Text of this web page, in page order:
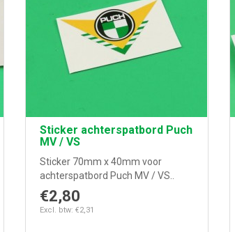
Sticker achterspatbord Puch
MV / VS
Sticker 70mm x 40mm voor
achterspatbord Puch MV / VS..
€2,80
Excl. btw: €2,31